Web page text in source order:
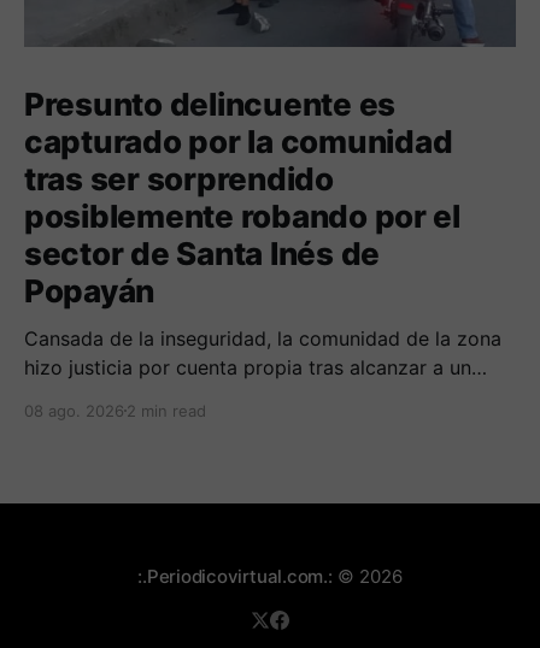
Presunto delincuente es
capturado por la comunidad
tras ser sorprendido
posiblemente robando por el
sector de Santa Inés de
Popayán
Cansada de la inseguridad, la comunidad de la zona
hizo justicia por cuenta propia tras alcanzar a un
comuna cuatro. La gente pedía que lo incineraran,
08 ago. 2026 2 min read
:.Periodicovirtual.com.: © 2026